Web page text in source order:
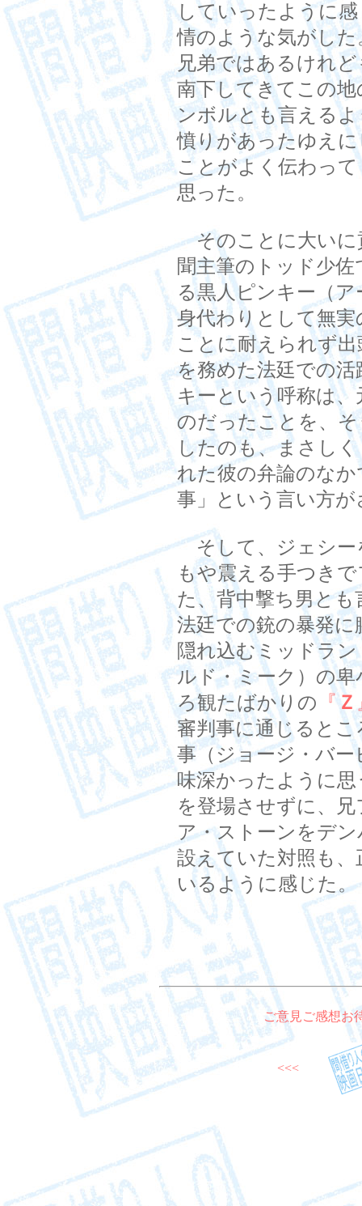
していったように
情のような気がし
兄弟ではあるけれ
南下してきてこの
ンボルとも言える
憤りがあったゆえ
ことがよく伝わっ
思った。
そのことに大いに
聞主筆のトッド少
る黒人ピンキー（
身代わりとして無
ことに耐えられず
を務めた法廷での
キーという呼称は
のだったことを、
したのも、まさし
れた彼の弁論のな
事」という言い方
そして、ジェシー
もや震える手つき
た、背中撃ち男と
法廷での銃の暴発
隠れ込むミッドラ
ルド・ミーク）の
ろ観たばかりの 『Ｚ
審判事に通じると
事（ジョージ・バ
味深かったように
を登場させずに、
ア・ストーンをデ
設えていた対照も
いるように感じた。
ご意見ご感想お
<<<